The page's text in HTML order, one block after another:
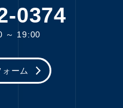
0374
～ 19:00
ーム